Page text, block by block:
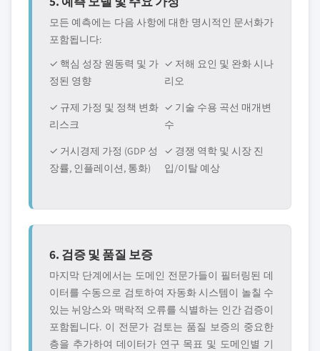
모든 예측에는 다음 사항에 대한 명시적인 문서화가
포함됩니다:
✓ 핵심 성장 원동력 및 가
정된 영향
✓ 저해 요인 및 완화 시나
리오
✓ 규제 가정 및 정책 변화
리스크
✓ 기술 수용 곡선 매개변
수
✓ 거시경제 가정 (GDP 성
장률, 인플레이션, 통화)
✓ 경쟁 역학 및 시장 진
입/이탈 예상
6. 검증 및 품질 보증
마지막 단계에서는 도메인 전문가들이 필터링된 데
이터를 수동으로 검토하여 자동화 시스템이 놀칠 수
있는 뉘앙스와 맥락적 오류를 식별하는 인간 검증이
포함됩니다. 이 전문가 검토는 품질 보증의 중요한
층을 추가하여 데이터가 연구 목표 및 도메인별 기